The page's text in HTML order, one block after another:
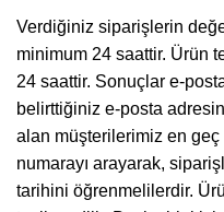
Verdiğiniz siparişlerin
minimum 24 saattir. Ürün
24 saattir. Sonuçlar e-
belirttiğiniz e-posta
alan müşterilerimiz en
numarayı arayarak,
tarihini öğrenmelilerdir.